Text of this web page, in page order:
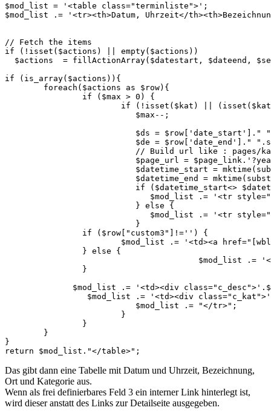
$mod_list = '<table class="terminliste">';
$mod_list .= '<tr><th>Datum, Uhrzeit</
// Fetch the items
if (!isset($actions) || empty($actions))
$actions  = fillActionArray($datestart, $dateend,
if (is_array($actions)){
                if ($row["custom3"]!='') {
                } else {
                }
$mod_list .= '<td><div
$mod_list .= '<td><div
}
return $mod_list."</table>";
Das gibt dann eine Tabelle mit Datum und Uhrzeit, Bezeichnung,
Ort und Kategorie aus.
Wenn als frei definierbares Feld 3 ein interner Link hinterlegt ist,
wird dieser anstatt des Links zur Detailseite ausgegeben.